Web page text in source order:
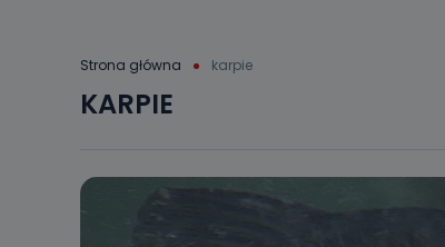
Strona główna karpie
KARPIE